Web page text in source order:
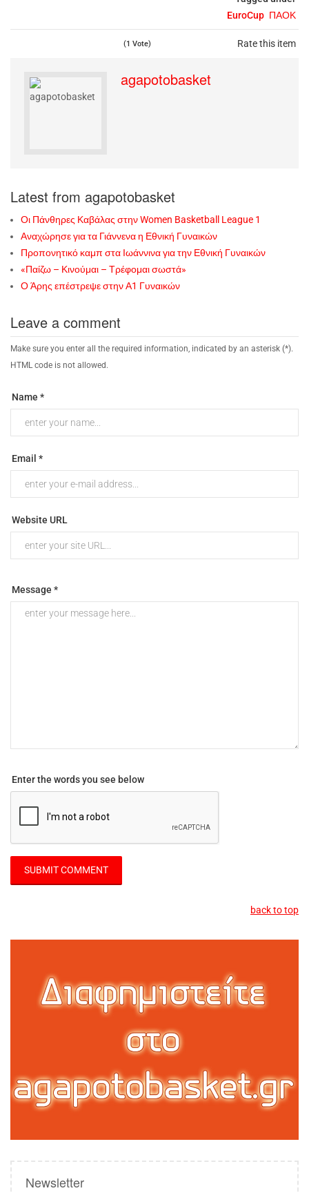
EuroCup ΠΑΟΚ
Rate this item
(1 Vote)
agapotobasket
Latest from agapotobasket
Οι Πάνθηρες Καβάλας στην Women Basketball League 1
Αναχώρησε για τα Γιάννενα η Εθνική Γυναικών
Προπονητικό καμπ στα Ιωάννινα για την Εθνική Γυναικών
«Παίζω – Κινούμαι – Τρέφομαι σωστά»
Ο Άρης επέστρεψε στην Α1 Γυναικών
Leave a comment
Make sure you enter all the required information, indicated by an asterisk (*).
HTML code is not allowed.
Name *
Email *
Website URL
Message *
Enter the words you see below
back to top
Newsletter